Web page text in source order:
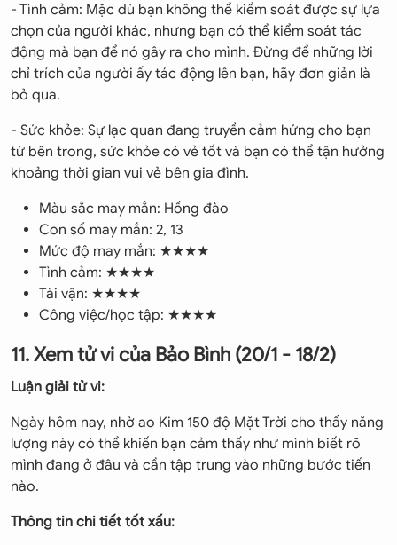
- Tình cảm: Mặc dù bạn không thể kiểm soát được sự lựa
chọn của người khác, nhưng bạn có thể kiểm soát tác
động mà bạn để nó gây ra cho mình. Đừng để những lời
chỉ trích của người ấy tác động lên bạn, hãy đơn giản là
bỏ qua.
- Sức khỏe: Sự lạc quan đang truyền cảm hứng cho bạn
từ bên trong, sức khỏe có vẻ tốt và bạn có thể tận hưởng
khoảng thời gian vui vẻ bên gia đình.
Màu sắc may mắn: Hồng đào
Con số may mắn: 2, 13
Mức độ may mắn: ★★★★
Tình cảm: ★★★★
Tài vận: ★★★★
Công việc/học tập: ★★★★
11. Xem tử vi của Bảo Bình (20/1 - 18/2)
Luận giải tử vi:
Ngày hôm nay, nhờ ao Kim 150 độ Mặt Trời cho thấy năng
lượng này có thể khiến bạn cảm thấy như mình biết rõ
mình đang ở đâu và cần tập trung vào những bước tiến
nào.
Thông tin chi tiết tốt xấu: